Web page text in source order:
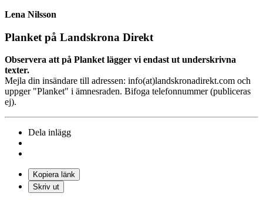
Lena Nilsson
Planket på Landskrona Direkt
Observera att på Planket lägger vi endast ut underskrivna
texter.
Mejla din insändare till adressen: info(at)landskronadirekt.com och
uppger "Planket" i ämnesraden. Bifoga telefonnummer (publiceras
ej).
Dela inlägg
Kopiera länk
Skriv ut